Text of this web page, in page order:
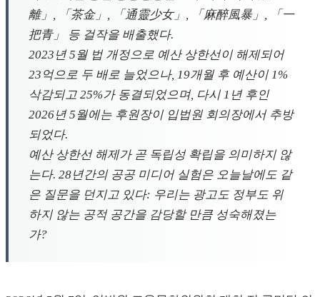
離」, 「茶金」, 「通靈少女」, 「麻醉風暴」, 「一
把青」 등 걸작을 배출했다.
2023년 5월 법 개정으로 예산 상한선이 해제되어
23억으로 두 배로 늘었으나, 19개월 후 예산이 1%
삭감되고 25%가 동결되었으며, 다시 1년 후인
2026년 5월에는 후원장이 입법원 회의장에서 추방
되었다.
예산 상한선 해제가 곧 독립성 확립을 의미하지 않
는다. 28년간의 공공 미디어 실험은 오늘날에도 같
은 질문을 던지고 있다: 우리는 광고도 정부도 위
하지 않는 공적 공간을 감당할 만큼 성숙해졌는
가?